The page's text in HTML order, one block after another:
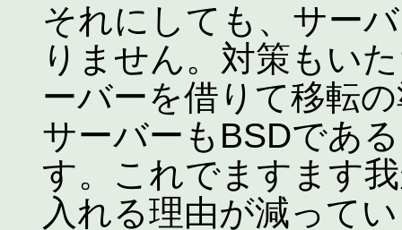
それにしても、サー
りません。対策もい
ーバーを借りて移転
サーバーもBSDであ
す。これでますます
入れる理由が減って